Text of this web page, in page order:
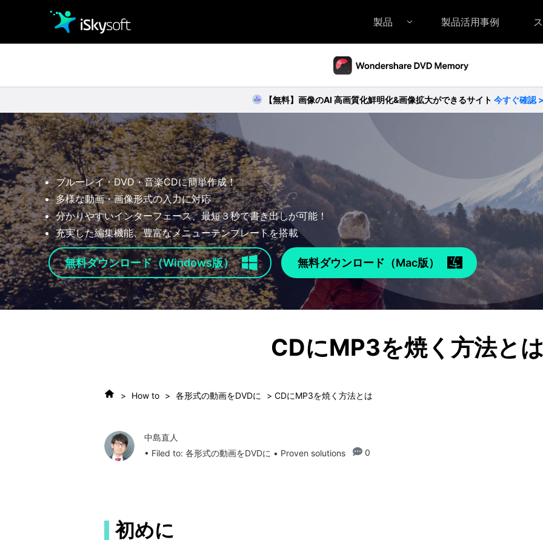
製品
オフィス効率化
ユーティリティ
Filmora（フィモーラ） UniConverter(スーパーメディア変
製品活用事例
【無料】画像のAI 高画質化鮮明化&画像拡大ができるサイト 今すぐ確認
ブルーレイ・DVD・音楽CDに簡単作成！
多様な動画・画像形式の入力に対応
分かりやすいインターフェース、最短３秒で書き出しが可能！
充実した編集機能、豊富なメニューテンプレートを搭載
無料ダウンロード（Windows版） 無料ダウンロード（Mac版）
CDにMP3を焼く方法と
> How to > 各形式の動画をDVDに > CDにMP3を焼く方法とは
中島直人
• Filed to: 各形式の動画をDVDに • Proven solutions 0
初めに